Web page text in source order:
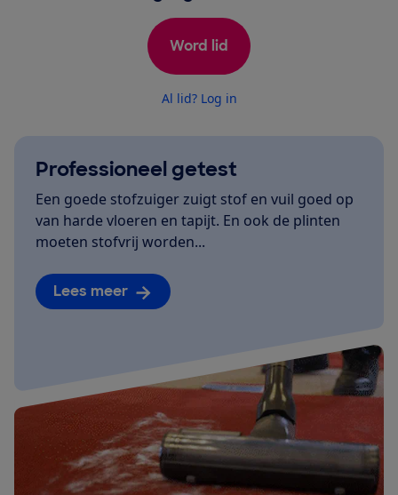
Word lid
Al lid? Log in
Professioneel getest
Een goede stofzuiger zuigt stof en vuil goed op
van harde vloeren en tapijt. En ook de plinten
moeten stofvrij worden...
Lees meer